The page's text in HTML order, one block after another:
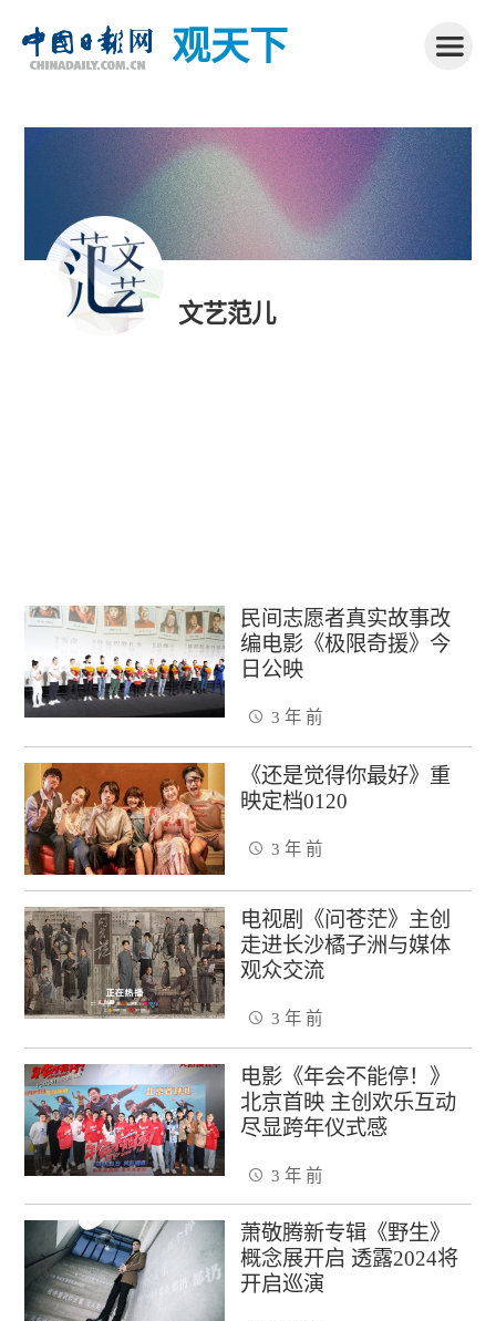
观天下
文艺范儿
民间志愿者真实故事改
编电影《极限奇援》今
日公映
3 年 前
《还是觉得你最好》重
映定档0120
3 年 前
电视剧《问苍茫》主创
走进长沙橘子洲与媒体
观众交流
3 年 前
电影《年会不能停！》
北京首映 主创欢乐互动
尽显跨年仪式感
3 年 前
萧敬腾新专辑《野生》
概念展开启 透露2024将
开启巡演